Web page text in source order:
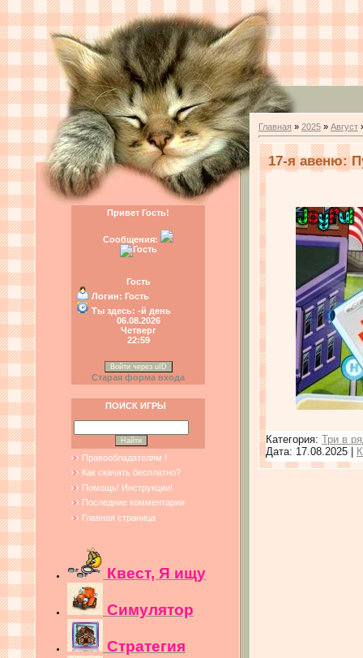
Привет Гость!
Сообщения:
Гость
Логин: Гость
Ты здесь: -й день
06.08.2026
Четверг
22:59
Войти через uID
Старая форма входа
ПОИСК ИГРЫ
Правообладателям !
Как скачать бесплатно?
Помощь! Инструкции!
Последние комментарии
Главная страница
Квест, Я ищу
Симулятор
Стратегия
Главная » 2025 » Август
17-я авеню:
Категория: Три в
Дата: 17.08.2025 |